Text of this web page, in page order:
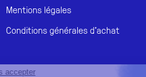
Mentions légales
Conditions générales d'achat
Continuer sans accepter